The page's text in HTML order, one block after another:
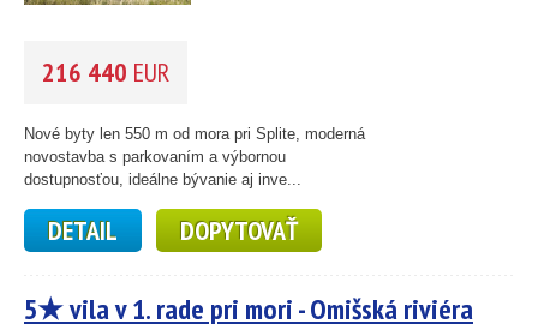
216 440 EUR
Nové byty len 550 m od mora pri Splite, moderná
novostavba s parkovaním a výbornou
dostupnosťou, ideálne bývanie aj inve...
DETAIL DOPYTOVAŤ
5★ vila v 1. rade pri mori - Omišská riviéra